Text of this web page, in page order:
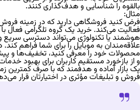
بالقوه را شناسایی و هدف‌گذاری کنند.
مثال:
فرض کنید فروشگاهی دارید که در زمینه فروش
فعالیت می‌کند. خرید یکگروه تلگرامی فعال
هوشمند یا تکنولوژی می‌تواند دسترسی سریع
علاقه‌مندان به موبایل را برای شما فراهم کند.
محصولات خود را معرفی کنید، تخفیف‌ها و
و از بازخورد مستقیم کاربران برای بهبود
یک بازار آماده و هدفمند که با صرف کمترین
فروش و تبلیغات مؤثری در اختیارتان قرار